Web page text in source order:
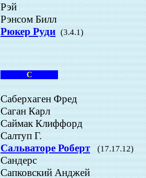
Рэй
Рэнсом Билл
Рюкер Руди (3.4.1)
С
Саберхаген Фред
Саган Карл
Саймак Клиффорд
Салтуп Г.
Сальваторе Роберт
(17.17.12)
Сандерс
Сапковский Анджей